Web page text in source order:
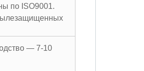
по ISO9001.
— 7-10